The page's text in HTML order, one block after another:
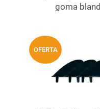
goma
Add to Wishlist
Quick View
OFERTA